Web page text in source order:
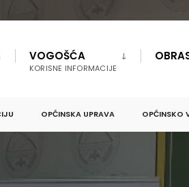
VOGOŠĆA
KORISNE INFORMACIJE
OPĆINSKA UPRAVA OPĆINSKO